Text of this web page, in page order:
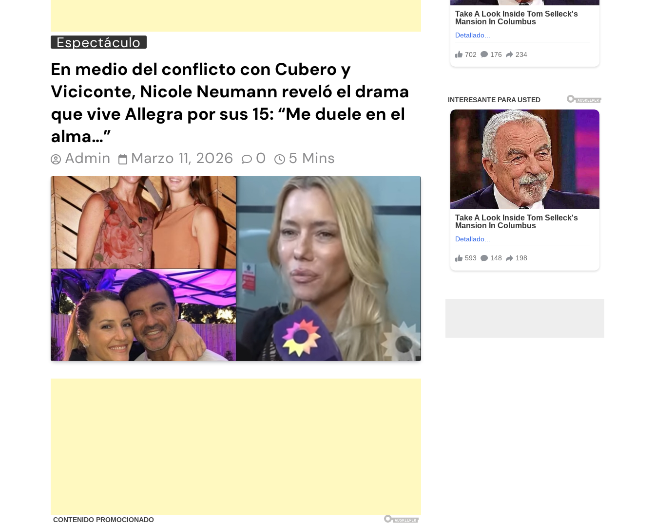
Espectáculo
En medio del conflicto con Cubero y
Viciconte, Nicole Neumann reveló el drama
que vive Allegra por sus 15: “Me duele en el
alma…”
Admin Marzo 11, 2026 0 5 Mins